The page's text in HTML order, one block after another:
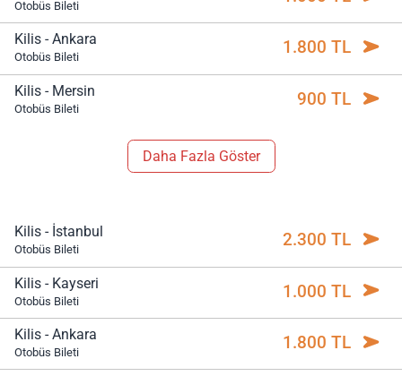
Otobüs Bileti
Kilis - Ankara
Otobüs Bileti 1.800 TL
Kilis - Mersin
Otobüs Bileti 900 TL
Daha Fazla Göster
Kilis - İstanbul
Otobüs Bileti 2.300 TL
Kilis - Kayseri
Otobüs Bileti 1.000 TL
Kilis - Ankara
Otobüs Bileti 1.800 TL